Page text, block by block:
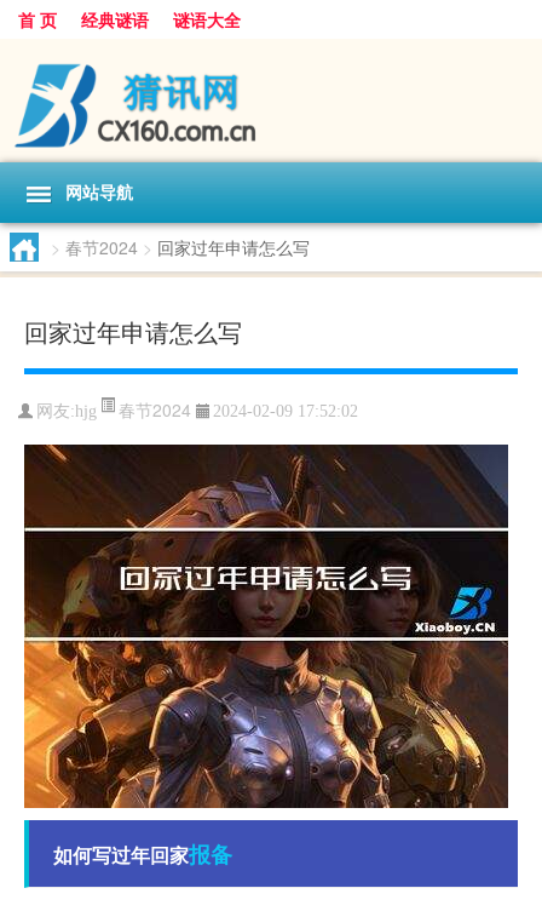
首 页 经典谜语 谜语大全
网站导航
> 春节2024 > 回家过年申请怎么写
回家过年申请怎么写
网友:hjg 春节2024 2024-02-09 17:52:02
如何写过年回家报备